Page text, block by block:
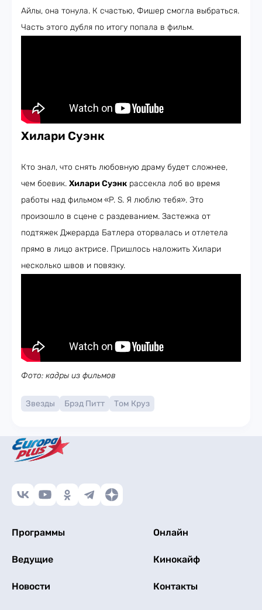
Айлы, она тонула. К счастью, Фишер смогла выбраться.
Часть этого дубля по итогу попала в фильм.
Хилари Суэнк
Кто знал, что снять любовную драму будет сложнее,
чем боевик. Хилари Суэнк рассекла лоб во время
работы над фильмом«P. S. Я люблю тебя». Это
произошло в сцене с раздеванием. Застежка от
подтяжек Джерарда Батлера оторвалась и отлетела
прямо в лицо актрисе. Пришлось наложить Хилари
несколько швов и повязку.
Фото: кадры из фильмов
Звезды Брэд Питт Том Круз
Программы Онлайн
Ведущие Кинокайф
Новости Контакты